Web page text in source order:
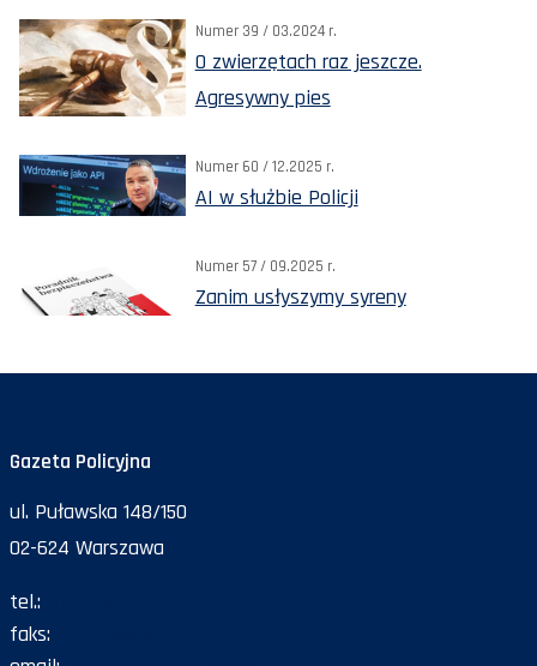
Numer 39 / 03.2024 r.
O zwierzętach raz jeszcze.
Agresywny pies
Numer 60 / 12.2025 r.
AI w służbie Policji
Numer 57 / 09.2025 r.
Zanim usłyszymy syreny
Gazeta Policyjna
ul. Puławska 148/150
02-624 Warszawa
tel.:
faks: